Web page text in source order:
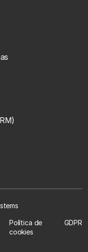
Política de
cookies
GDPR